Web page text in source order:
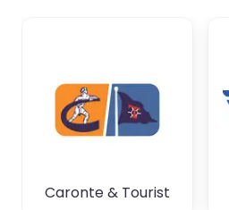
Caronte & Tourist